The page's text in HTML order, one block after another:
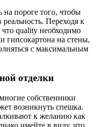
пороге того, чтобы
Переходя к
quality необходимо
гипсокартона на стены,
с максимальным
отделки
собственники
возникнуть спешка.
к желанию как
имейте в виду, что